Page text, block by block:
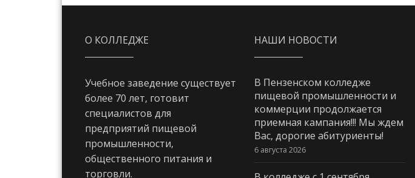
О КОЛЛЕДЖЕ
Учебное заведение существует
более 70 лет, готовит
специалистов для
предприятий пищевой
промышленности,
общественного питания и
торговли.
НАШИ НОВОСТИ
В Пензенском колледже
пищевой промышленности и
коммерции продолжается
приемная кампания!!! Мы ждем
Вас, дорогие абитуриенты!
6 августа 2026